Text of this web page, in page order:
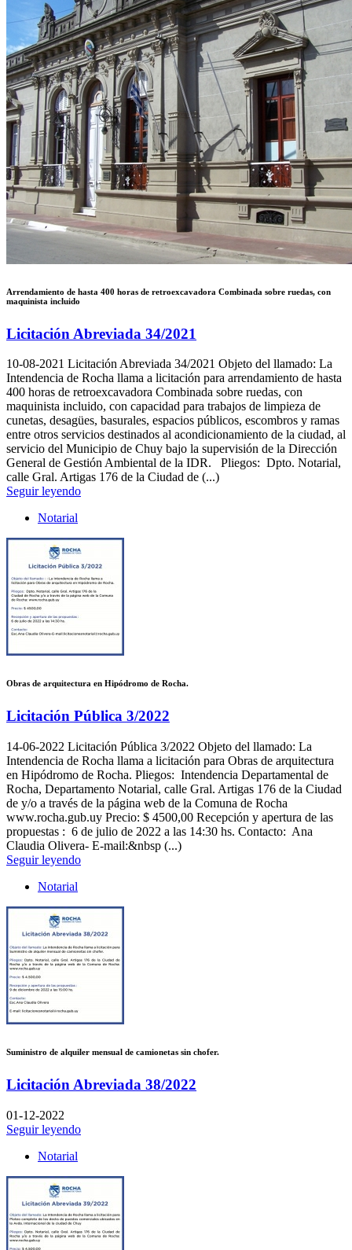
Arrendamiento de hasta 400 horas de retroexcavadora Combinada sobre ruedas, con
maquinista incluido
Licitación Abreviada 34/2021
10-08-2021 Licitación Abreviada 34/2021 Objeto del llamado: La
Intendencia de Rocha llama a licitación para arrendamiento de hasta
400 horas de retroexcavadora Combinada sobre ruedas, con
maquinista incluido, con capacidad para trabajos de limpieza de
cunetas, desagües, basurales, espacios públicos, escombros y ramas
entre otros servicios destinados al acondicionamiento de la ciudad, al
servicio del Municipio de Chuy bajo la supervisión de la Dirección
General de Gestión Ambiental de la IDR. Pliegos: Dpto. Notarial,
calle Gral. Artigas 176 de la Ciudad de (...)
Seguir leyendo
Notarial
Obras de arquitectura en Hipódromo de Rocha.
Licitación Pública 3/2022
14-06-2022 Licitación Pública 3/2022 Objeto del llamado: La
Intendencia de Rocha llama a licitación para Obras de arquitectura
en Hipódromo de Rocha. Pliegos: Intendencia Departamental de
Rocha, Departamento Notarial, calle Gral. Artigas 176 de la Ciudad
de y/o a través de la página web de la Comuna de Rocha
www.rocha.gub.uy Precio: $ 4500,00 Recepción y apertura de las
propuestas : 6 de julio de 2022 a las 14:30 hs. Contacto: Ana
Claudia Olivera- E-mail:&nbsp (...)
Seguir leyendo
Notarial
Suministro de alquiler mensual de camionetas sin chofer.
Licitación Abreviada 38/2022
01-12-2022
Seguir leyendo
Notarial